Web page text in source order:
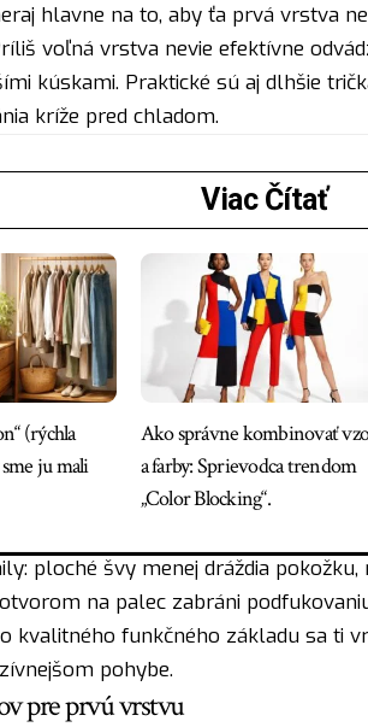
hlavne na to, aby ťa prvá vrstva
voľná vrstva nevie efektívne
kúskami. Praktické sú aj dlhšie
kríže pred chladom.
Viac Čítať
(rýchla
ju mali
Ako správne kombinovať
a farby: Sprievodca trendom
„Color Blocking“.
ploché švy menej dráždia
na palec zabráni
kvalitného funkčného základu sa ti
pohybe.
pre prvú vrstvu